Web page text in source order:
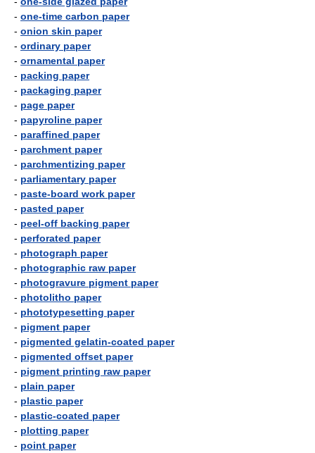
- one-time carbon paper
- onion skin paper
- ordinary paper
- ornamental paper
- packing paper
- packaging paper
- page paper
- papyroline paper
- paraffined paper
- parchment paper
- parchmentizing paper
- parliamentary paper
- paste-board work paper
- pasted paper
- peel-off backing paper
- perforated paper
- photograph paper
- photographic raw paper
- photogravure pigment paper
- photolitho paper
- phototypesetting paper
- pigment paper
- pigmented gelatin-coated paper
- pigmented offset paper
- pigment printing raw paper
- plain paper
- plastic paper
- plastic-coated paper
- plotting paper
- point paper